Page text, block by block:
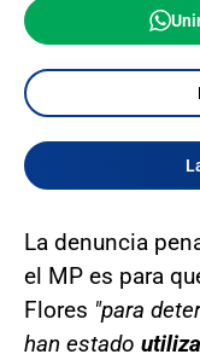
La denuncia
el MP es para
Flores "para
han estado